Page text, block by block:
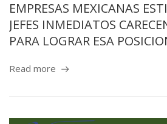
EMPRESAS MEXICANAS
JEFES INMEDIATOS
PARA LOGRAR ESA
Read more